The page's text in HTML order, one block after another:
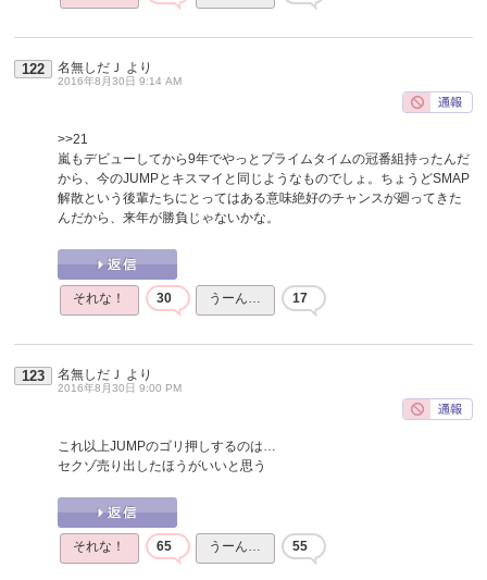
122 名無しだＪ より
2016年8月30日 9:14 AM
>>21
嵐もデビューしてから9年でやっとプライムタイムの冠番組持ったんだ
から、今のJUMPとキスマイと同じようなものでしょ。ちょうどSMAP
解散という後輩たちにとってはある意味絶好のチャンスが廻ってきた
んだから、来年が勝負じゃないかな。
それな！ 30 うーん… 17
123 名無しだＪ より
2016年8月30日 9:00 PM
これ以上JUMPのゴリ押しするのは…
セクゾ売り出したほうがいいと思う
それな！ 65 うーん… 55